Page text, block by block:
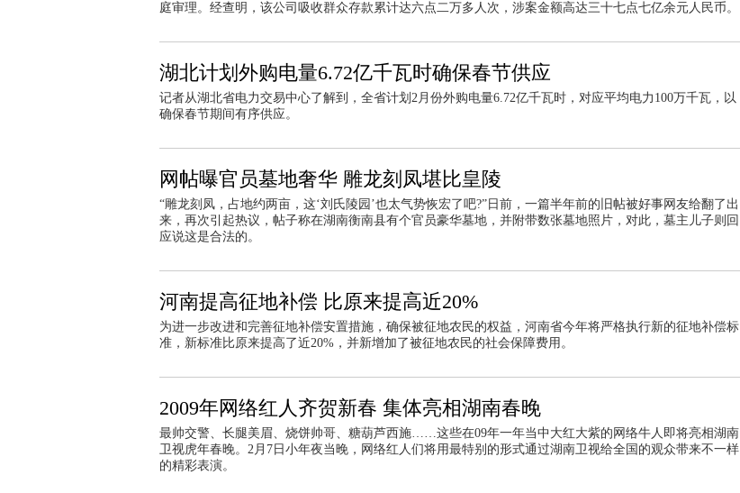
庭审理。经查明，该公司吸收群众存款累计达六点二万多人次，涉案金额高达三十七点七亿余元人民币。
湖北计划外购电量6.72亿千瓦时确保春节供应
记者从湖北省电力交易中心了解到，全省计划2月份外购电量6.72亿千瓦时，对应平均电力100万千瓦，以
确保春节期间有序供应。
网帖曝官员墓地奢华 雕龙刻凤堪比皇陵
“雕龙刻凤，占地约两亩，这‘刘氏陵园’也太气势恢宏了吧?”日前，一篇半年前的旧帖被好事网友给翻了出
来，再次引起热议，帖子称在湖南衡南县有个官员豪华墓地，并附带数张墓地照片，对此，墓主儿子则回
应说这是合法的。
河南提高征地补偿 比原来提高近20%
为进一步改进和完善征地补偿安置措施，确保被征地农民的权益，河南省今年将严格执行新的征地补偿标
准，新标准比原来提高了近20%，并新增加了被征地农民的社会保障费用。
2009年网络红人齐贺新春 集体亮相湖南春晚
最帅交警、长腿美眉、烧饼帅哥、糖葫芦西施……这些在09年一年当中大红大紫的网络牛人即将亮相湖南
卫视虎年春晚。2月7日小年夜当晚，网络红人们将用最特别的形式通过湖南卫视给全国的观众带来不一样
的精彩表演。